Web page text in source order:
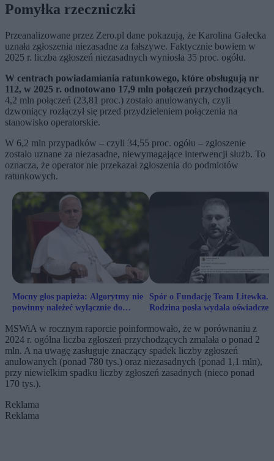
Pomyłka rzeczniczki
Przeanalizowane przez Zero.pl dane pokazują, że Karolina Gałecka
uznała zgłoszenia niezasadne za fałszywe. Faktycznie bowiem w
2025 r. liczba zgłoszeń niezasadnych wyniosła 35 proc. ogółu.
W centrach powiadamiania ratunkowego, które obsługują nr
112, w 2025 r. odnotowano 17,9 mln połączeń przychodzących.
4,2 mln połączeń (23,81 proc.) zostało anulowanych, czyli
dzwoniący rozłączył się przed przydzieleniem połączenia na
stanowisko operatorskie.
W 6,2 mln przypadków – czyli 34,55 proc. ogółu – zgłoszenie
zostało uznane za niezasadne, niewymagające interwencji służb. To
oznacza, że operator nie przekazał zgłoszenia do podmiotów
ratunkowych.
Mocny głos papieża: Algorytmy nie
powinny należeć wyłącznie do
Spór o Fundację Team Litewka.
Rodzina posła wydała
MSWiA w rocznym raporcie poinformowało, że w porównaniu z
2024 r. ogólna liczba zgłoszeń przychodzących zmalała o ponad 2
mln. A na uwagę zasługuje znaczący spadek liczby zgłoszeń
anulowanych (ponad 780 tys.) oraz niezasadnych (ponad 1,1 mln),
przy niewielkim spadku liczby zgłoszeń zasadnych (nieco ponad
170 tys.).
Reklama
Reklama